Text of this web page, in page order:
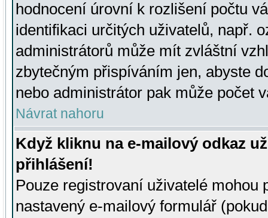
hodnocení úrovní k rozlišení počtu
identifikaci určitých uživatelů, např.
administrátorů může mít zvláštní
zbytečným přispíváním jen, abyste
nebo administrátor pak může počet
Návrat nahoru
Když kliknu na e-mailový odkaz
přihlášení!
Pouze registrovaní uživatelé mohou
nastavený e-mailový formulář